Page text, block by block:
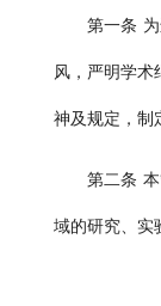
第一条
风，严明学术
神及规定，制
第二条
域的研究、实